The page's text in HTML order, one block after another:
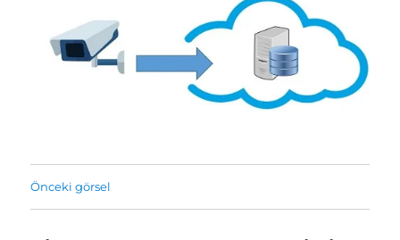
Önceki görsel